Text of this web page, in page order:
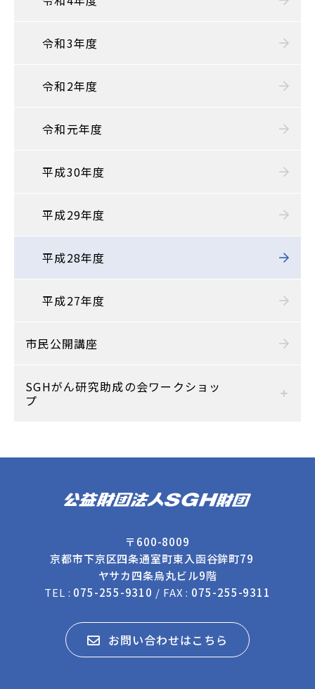
令和3年度
令和2年度
令和元年度
平成30年度
平成29年度
平成28年度
平成27年度
市民公開講座
SGHがん研究助成の会ワークショッ
プ
〒600-8009
京都市下京区四条通室町東入函谷鉾町79
ヤサカ四条烏丸ビル9階
TEL : 075-255-9310 / FAX : 075-255-9311
お問い合わせはこちら